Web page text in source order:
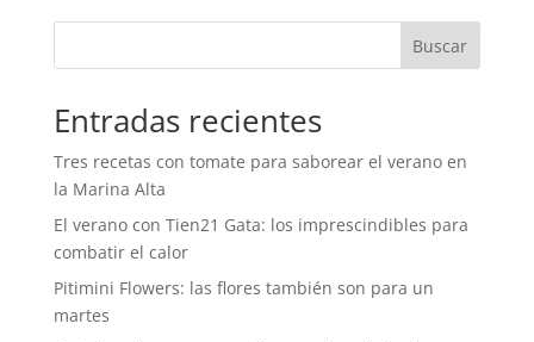
Buscar
Entradas recientes
Tres recetas con tomate para saborear el verano en
la Marina Alta
El verano con Tien21 Gata: los imprescindibles para
combatir el calor
Pitimini Flowers: las flores también son para un
martes